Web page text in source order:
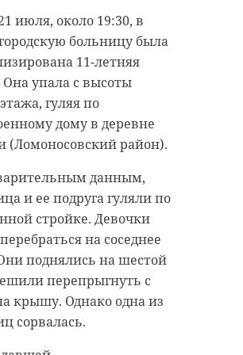
июля, около 19:30, в
больницу была
11-летняя
Она упала с высоты
гуляя по
дому в деревне
(Ломоносовский район).
данным,
и ее подруга гуляли по
стройке. Девочки
на соседнее
поднялись на шестой
перепрыгнуть с
крышу. Однако одна из
сорвалась.
июля, состоялось
Избирательной
Ленинградской области.
принято решение о
списков кандидатов в
областного парламента
"Единая Россия" в
в депутаты
Он разделен на
часть (пять
и 25
групп. Список
от КПРФ состоит из
с семилетним
Стаса Пьехи
уголовное дело по
причинения
здоровью. Об этом
в пресс-службе
в воскресенье, 18
мальчика напали в
поселке в Рощино
район Ленинградской
Семилетний Петя
с сыном футбольного
Безбородова,